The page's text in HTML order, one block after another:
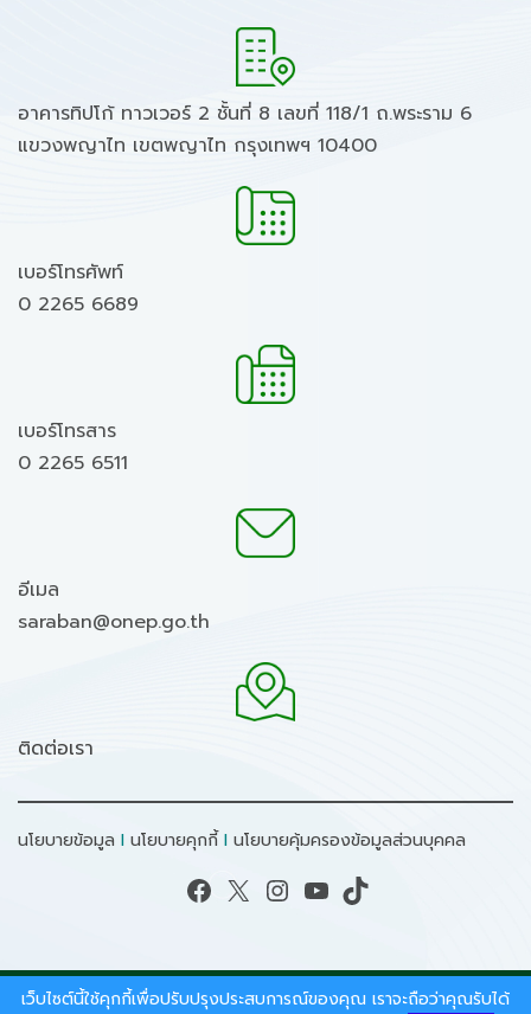
อาคารทิปโก้ ทาวเวอร์ 2 ชั้นที่ 8 เลขที่ 118/1 ถ.พระราม 6
แขวงพญาไท เขตพญาไท กรุงเทพฯ 10400
เบอร์โทรศัพท์
0 2265 6689
เบอร์โทรสาร
0 2265 6511
อีเมล
saraban@onep.go.th
ติดต่อเรา
นโยบายข้อมูล I นโยบายคุกกี้ I นโยบายคุ้มครองข้อมูลส่วนบุคคล
Facebook X Instagram YouTube TikTok
สงวนลิขสิทธิ์ © 2026 - สำนักงานนโยบายและแผน
เว็บไซต์นี้ใช้คุกกี้เพื่อปรับปรุงประสบการณ์ของคุณ เราจะถือว่าคุณรับได้